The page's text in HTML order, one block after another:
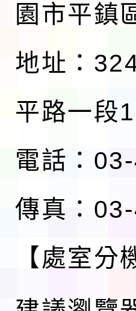
園市平鎮
地址：
平路一段
電話：
傳真：
【處室分